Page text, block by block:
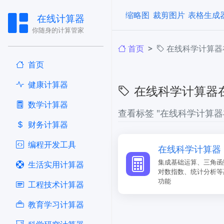
在线计算器
你随身的计算管家
首页
健康计算器
​数学计算器
财务计算器
编程开发工具
生活实用计算器
工程技术计算器
教育学习计算器
缩略图 裁剪图片 表格生成
首页 在线科学计算
在线科学计算器
查看标签 "在线科学计算
在线科学计算器
集成基础运算、三角函
对数指数、统计分析
功能